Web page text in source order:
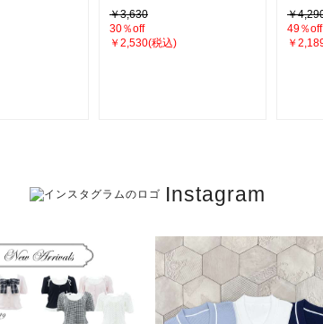
￥3,630
30％off
￥2,530(税込)
￥
49％off
￥
Instagram